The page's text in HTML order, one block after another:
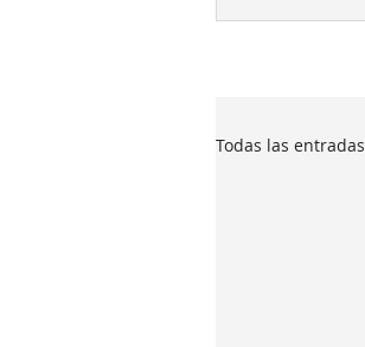
Todas las entradas